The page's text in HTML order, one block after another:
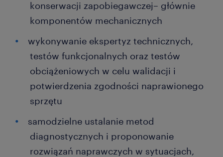
konserwacji zapobiegawczej– głównie
komponentów mechanicznych
wykonywanie ekspertyz technicznych,
testów funkcjonalnych oraz testów
obciążeniowych w celu walidacji i
potwierdzenia zgodności naprawionego
sprzętu
samodzielne ustalanie metod
diagnostycznych i proponowanie
rozwiązań naprawczych w sytuacjach,